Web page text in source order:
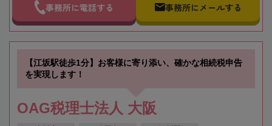
事務所に電話する 事務所にメールする
【江坂駅徒歩1分】お客様に寄り添い、確かな相続税申告
を実現します！
OAG税理士法人 大阪